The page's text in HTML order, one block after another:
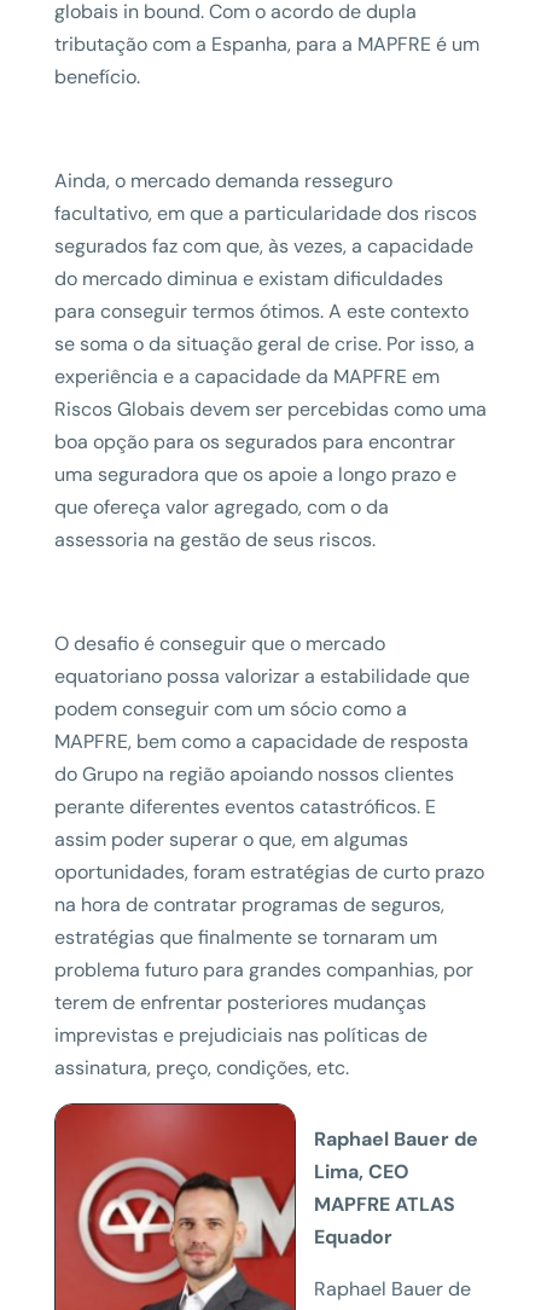
globais in bound. Com o acordo de dupla
tributação com a Espanha, para a MAPFRE é um
benefício.
Ainda, o mercado demanda resseguro
facultativo, em que a particularidade dos riscos
segurados faz com que, às vezes, a capacidade
do mercado diminua e existam dificuldades
para conseguir termos ótimos. A este contexto
se soma o da situação geral de crise. Por isso, a
experiência e a capacidade da MAPFRE em
Riscos Globais devem ser percebidas como uma
boa opção para os segurados para encontrar
uma seguradora que os apoie a longo prazo e
que ofereça valor agregado, com o da
assessoria na gestão de seus riscos.
O desafio é conseguir que o mercado
equatoriano possa valorizar a estabilidade que
podem conseguir com um sócio como a
MAPFRE, bem como a capacidade de resposta
do Grupo na região apoiando nossos clientes
perante diferentes eventos catastróficos. E
assim poder superar o que, em algumas
oportunidades, foram estratégias de curto prazo
na hora de contratar programas de seguros,
estratégias que finalmente se tornaram um
problema futuro para grandes companhias, por
terem de enfrentar posteriores mudanças
imprevistas e prejudiciais nas políticas de
assinatura, preço, condições, etc.
Raphael Bauer de
Lima, CEO
MAPFRE ATLAS
Equador
Raphael Bauer de